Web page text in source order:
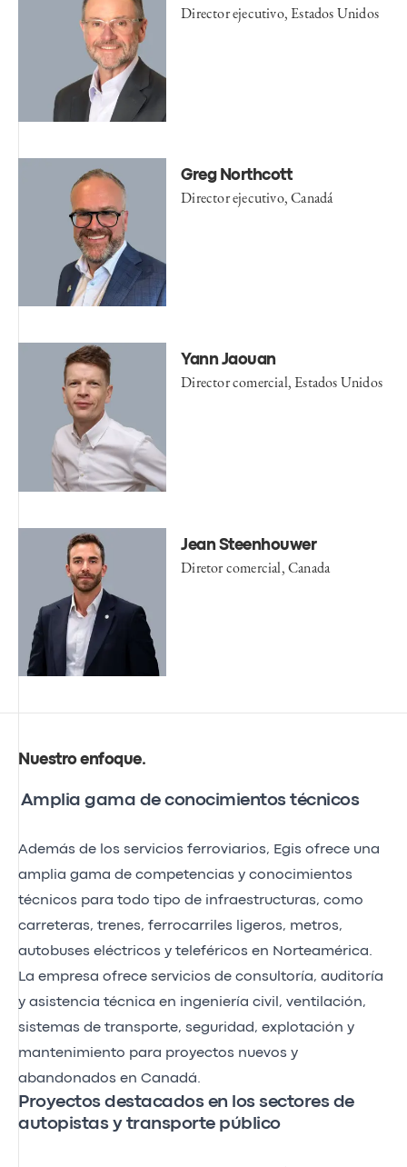
Director ejecutivo, Estados Unidos
Greg Northcott
Director ejecutivo, Canadá
Yann Jaouan
Director comercial, Estados Unidos
Jean Steenhouwer
Diretor comercial, Canada
Nuestro enfoque.
Amplia gama de conocimientos técnicos
Además de los servicios ferroviarios, Egis ofrece una
amplia gama de competencias y conocimientos
técnicos para todo tipo de infraestructuras, como
carreteras, trenes, ferrocarriles ligeros, metros,
autobuses eléctricos y teleféricos en Norteamérica.
La empresa ofrece servicios de consultoría, auditoría
y asistencia técnica en ingeniería civil, ventilación,
sistemas de transporte, seguridad, explotación y
mantenimiento para proyectos nuevos y
abandonados en Canadá.
Proyectos destacados en los sectores de
autopistas y transporte público